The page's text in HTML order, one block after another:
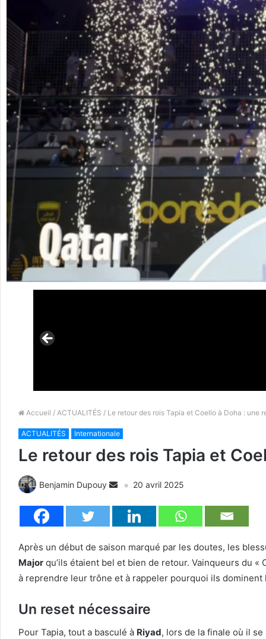
Accueil / ACTUALITÉS / Le retour des rois Tapia et Coello à Doha : une
ACTUALITÉS Internationale
Le retour des rois Tapia et
Benjamin Dupouy 20 avril 2025
Après un début de saison marqué par les doutes, les
Major qu’ils étaient bel et bien de retour. Vainqueurs du
à reprendre leur trône et à rappeler pourquoi ils
Un reset nécessaire
Pour Tapia, tout a basculé à Riyad, lors de la finale où il